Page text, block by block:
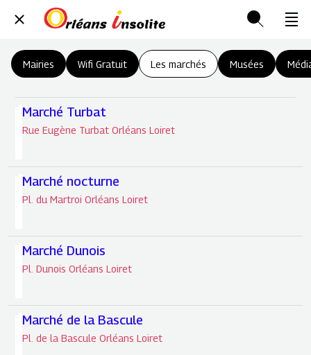
Mairies Wifi Gratuit Les marchés Musées
Marché Turbat
Rue Eugène Turbat Orléans Loiret
Marché nocturne
Pl. du Martroi Orléans Loiret
Marché Dunois
Pl. Dunois Orléans Loiret
Marché de la Bascule
Pl. de la Bascule Orléans Loiret